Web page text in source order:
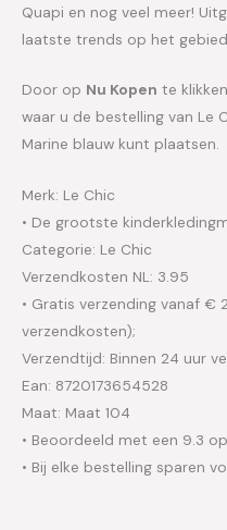
Quapi en nog veel meer!
laatste trends op het
Door op Nu Kopen te
waar u de bestelling van Le
Marine blauw kunt plaatsen.
Merk: Le Chic
• De grootste
Categorie: Le Chic
Verzendkosten NL: 3.95
• Gratis verzending vanaf €
verzendkosten);
Verzendtijd: Binnen 24 uur
Ean: 8720173654528
Maat: Maat 104
• Beoordeeld met een 9.3
• Bij elke bestelling sparen